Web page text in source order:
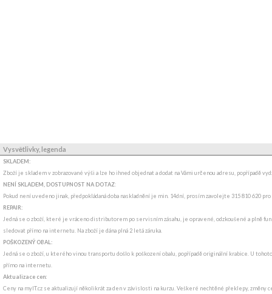
Vysvětlivky, legenda
SKLADEM:
Zboží je skladem v zobrazované výši a lze ho ihned objednat a dodat na Vámi určenou adresu, popřípadě
NENÍ SKLADEM, DOSTUPNOST NA DOTAZ:
Pokud není uvedeno jinak, předpokládaná doba naskladnění je min. 14dní, prosím zavolejte 315 810 620
REPAIR:
Jedná se o zboží, které je vráceno distributorem po servisním zásahu, je opravené, odzkoušené a plně
sledovat přímo na internetu. Na zboží je dána plná 2 letá záruka.
POŠKOZENÝ OBAL:
Jedná se o zboží, u kterého vinou transportu došlo k poškození obalu, popřípadě originální krabice. U
přímo na internetu.
Aktualizace cen:
Ceny na myIT.cz se aktualizují několikrát za den v závislosti na kurzu. Veškeré nechtěné překlepy, změny